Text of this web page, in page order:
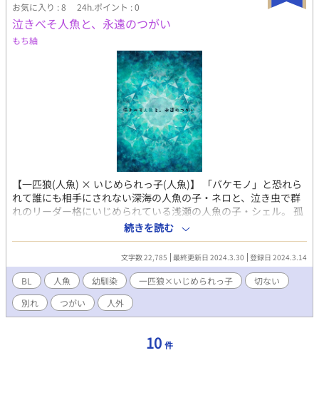
お気に入り : 8 24h.ポイント : 0
泣きべそ人魚と、永遠のつがい
もち紬
【一匹狼(人魚) × いじめられっ子(人魚)】 「バケモノ」と恐れら
れて誰にも相手にされない深海の人魚の子・ネロと、泣き虫で群
れのリーダー格にいじめられている浅瀬の人魚の子・シェル。 孤
独だった幼い二人が出会って、二人だけの世界の中で寄り添って
暮らすうちに、どうしようもなく互いに惹かれあっていく。 けれ
ど二人はもともと別々の世界に棲む人魚。成長して恋を知った二
人に、種族差による抗えない別れの時が訪れる── ※魚の性転換
っぽい要素があります（受側）。メス化というよりβ→Ωみたい
な。 ※他サイトにも掲載しています。 （ムーンライトノベルズ、
カクヨム）
続きを読む
文字数 22,785 最終更新日 2024.3.30 登録日 2024.3.14
BL 人魚 幼馴染 一匹狼×いじめられっ子
切ない
別れ
つがい 人外
10 件